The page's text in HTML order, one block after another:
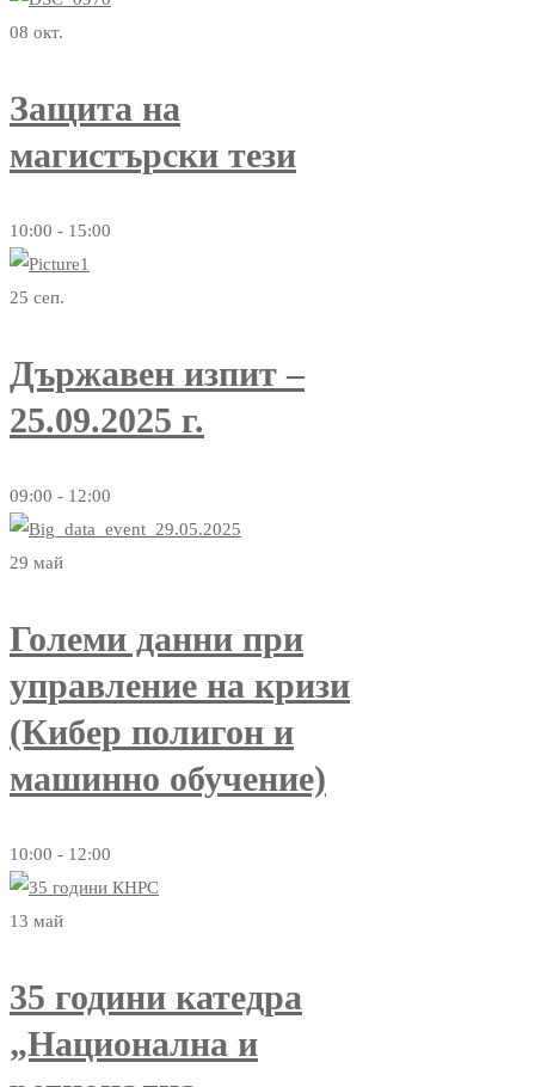
08 окт.
Защита на
магистърски тези
10:00 - 15:00
25 сеп.
Държавен изпит –
25.09.2025 г.
09:00 - 12:00
29 май
Големи данни при
управление на кризи
(Кибер полигон и
машинно обучение)
10:00 - 12:00
13 май
35 години катедра
„Национална и